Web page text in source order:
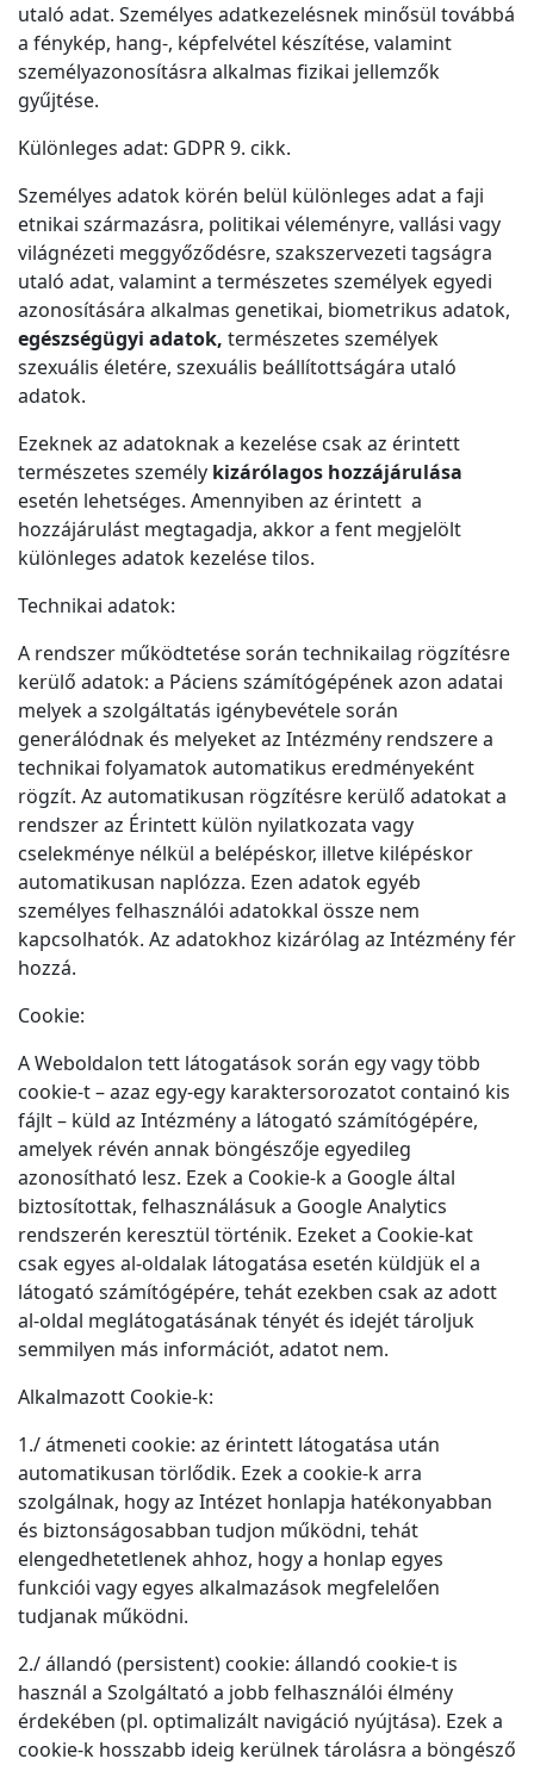
utaló adat. Személyes adatkezelésnek minősül továbbá
a fénykép, hang-, képfelvétel készítése, valamint
személyazonosításra alkalmas fizikai jellemzők
gyűjtése.
Különleges adat: GDPR 9. cikk.
Személyes adatok körén belül különleges adat a faji
etnikai származásra, politikai véleményre, vallási vagy
világnézeti meggyőződésre, szakszervezeti tagságra
utaló adat, valamint a természetes személyek egyedi
azonosítására alkalmas genetikai, biometrikus adatok,
egészségügyi adatok, természetes személyek
szexuális életére, szexuális beállítottságára utaló
adatok.
Ezeknek az adatoknak a kezelése csak az érintett
természetes személy kizárólagos hozzájárulása
esetén lehetséges. Amennyiben az érintett a
hozzájárulást megtagadja, akkor a fent megjelölt
különleges adatok kezelése tilos.
Technikai adatok:
A rendszer működtetése során technikailag rögzítésre
kerülő adatok: a Páciens számítógépének azon adatai
melyek a szolgáltatás igénybevétele során
generálódnak és melyeket az Intézmény rendszere a
technikai folyamatok automatikus eredményeként
rögzít. Az automatikusan rögzítésre kerülő adatokat a
rendszer az Érintett külön nyilatkozata vagy
cselekménye nélkül a belépéskor, illetve kilépéskor
automatikusan naplózza. Ezen adatok egyéb
személyes felhasználói adatokkal össze nem
kapcsolhatók. Az adatokhoz kizárólag az Intézmény fér
hozzá.
Cookie:
A Weboldalon tett látogatások során egy vagy több
cookie-t – azaz egy-egy karaktersorozatot containó kis
fájlt – küld az Intézmény a látogató számítógépére,
amelyek révén annak böngészője egyedileg
azonosítható lesz. Ezek a Cookie-k a Google által
biztosítottak, felhasználásuk a Google Analytics
rendszerén keresztül történik. Ezeket a Cookie-kat
csak egyes al-oldalak látogatása esetén küldjük el a
látogató számítógépére, tehát ezekben csak az adott
al-oldal meglátogatásának tényét és idejét tároljuk
semmilyen más információt, adatot nem.
Alkalmazott Cookie-k:
1./ átmeneti cookie: az érintett látogatása után
automatikusan törlődik. Ezek a cookie-k arra
szolgálnak, hogy az Intézet honlapja hatékonyabban
és biztonságosabban tudjon működni, tehát
elengedhetetlenek ahhoz, hogy a honlap egyes
funkciói vagy egyes alkalmazások megfelelően
tudjanak működni.
2./ állandó (persistent) cookie: állandó cookie-t is
használ a Szolgáltató a jobb felhasználói élmény
érdekében (pl. optimalizált navigáció nyújtása). Ezek a
cookie-k hosszabb ideig kerülnek tárolásra a böngésző